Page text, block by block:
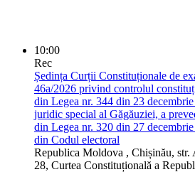
10:00
Rec
Ședința Curții Constituționale de
46a/2026 privind controlul
din Legea nr. 344 din 23
juridic special al Găgăuziei, a
din Legea nr. 320 din 27
din Codul electoral
Republica Moldova , Chișinău, str.
28, Curtea Constituțională a